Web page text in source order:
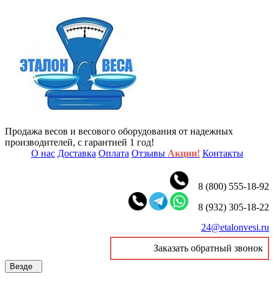
Продажа весов и весового оборудования от надежных
производителей, с гарантией 1 год!
О нас Доставка Оплата Отзывы Акции! Контакты
8 (800) 555-18-92
8 (932) 305-18-22
24@etalonvesi.ru
Заказать обратный звонок
Везде